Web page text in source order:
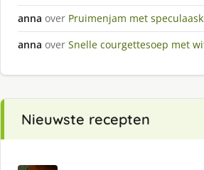
anna over Pruimenjam met
anna over Snelle courgettesoep met
Nieuwste recepten